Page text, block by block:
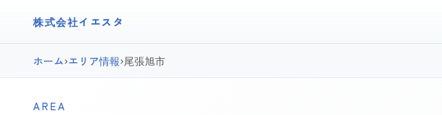
株式会社イエスタ
ホーム›エリア情報›尾張旭市
AREA